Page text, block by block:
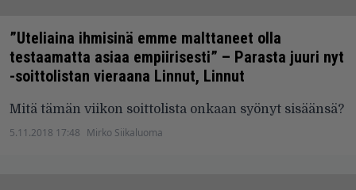
”Uteliaina ihmisinä emme malttaneet olla
testaamatta asiaa empiirisesti” – Parasta juuri nyt
-soittolistan vieraana Linnut, Linnut
Mitä tämän viikon soittolista onkaan syönyt sisäänsä?
5.11.2018 17:48 Mirko Siikaluoma